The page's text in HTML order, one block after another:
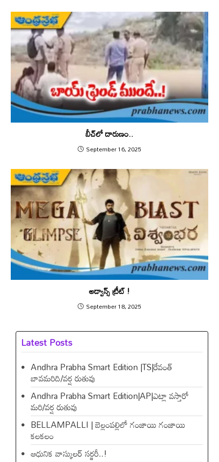
బీచ్‌లో దారుణం..
September 16, 2025
అడ్వాన్స్ ట్రీట్ !
September 18, 2025
Latest Posts
Andhra Prabha Smart Edition |TS|రేవంత్​
బావమరిది/వర్ష రుతువు
Andhra Prabha Smart Edition|AP|ఎట్లా వస్తారో
మరి/వర్ష రుతువు
BELLAMPALLI | బెల్లంపల్లిలో గంజాయి గంజాయి
కలకలం
ఆధునిక వాస్కులర్ సర్జరీ..!